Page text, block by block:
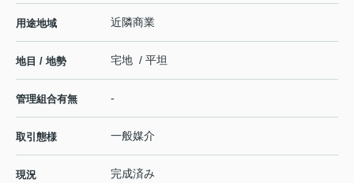
用途地域 近隣商業
地目 / 地勢 宅地 / 平坦
管理組合有無 -
取引態様 一般媒介
現況 完成済み